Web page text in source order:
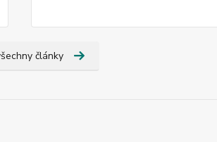
články